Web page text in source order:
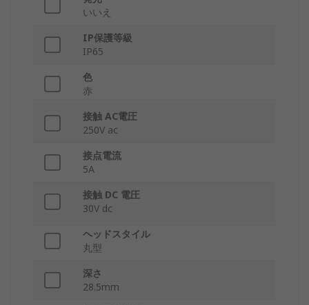
いいえ
IP保護等級
IP65
色
赤
接触 AC電圧
250V ac
接点電流
5A
接触 DC 電圧
30V dc
ヘッドスタイル
丸型
深さ
28.5mm